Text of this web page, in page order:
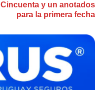
Cincuenta y un anotados
para la primera fecha